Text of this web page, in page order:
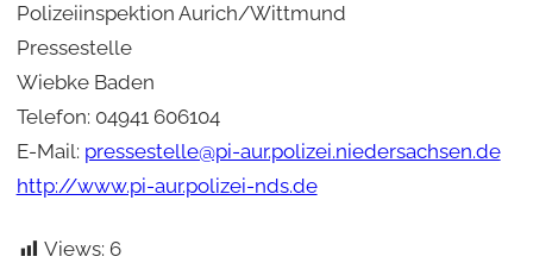
Polizeiinspektion Aurich/Wittmund
Pressestelle
Wiebke Baden
Telefon: 04941 606104
E-Mail: pressestelle@pi-aur.polizei.niedersachsen.de
http://www.pi-aur.polizei-nds.de
Views: 6